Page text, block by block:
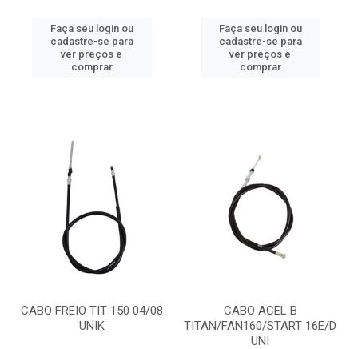
Faça seu login ou
cadastre-se para
ver preços e
comprar
Faça seu login ou
cadastre-se para
ver preços e
comprar
CABO FREIO TIT 150 04/08
UNIK
CABO ACEL B
TITAN/FAN160/START 16E/D
UNI